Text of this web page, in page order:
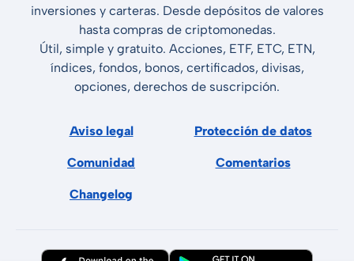
inversiones y carteras. Desde depósitos de valores
hasta compras de criptomonedas.
Útil, simple y gratuito. Acciones, ETF, ETC, ETN,
índices, fondos, bonos, certificados, divisas,
opciones, derechos de suscripción.
Aviso legal Protección de datos
Comunidad Comentarios
Changelog